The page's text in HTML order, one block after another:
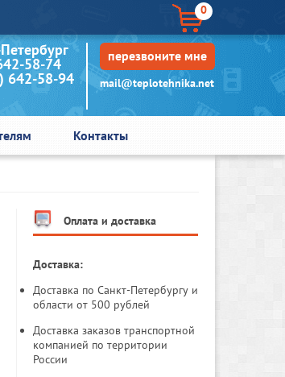
0
58-74
642-58-94
перезвоните мне
mail@teplotehnika.net
Контакты
Оплата и доставка
Доставка:
Доставка по Санкт-Петербургу и
области от 500 рублей
Доставка заказов транспортной
компанией по территории
России